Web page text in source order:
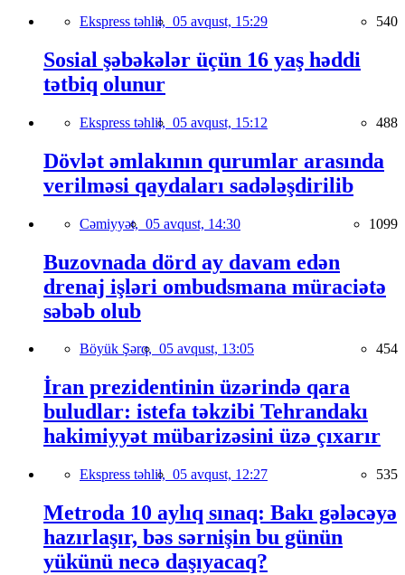
Ekspress təhlil, 05 avqust, 15:29 540
Sosial şəbəkələr üçün 16 yaş həddi
tətbiq olunur
Ekspress təhlil, 05 avqust, 15:12 488
Dövlət əmlakının qurumlar arasında
verilməsi qaydaları sadələşdirilib
Cəmiyyət, 05 avqust, 14:30 1099
Buzovnada dörd ay davam edən
drenaj işləri ombudsmana müraciətə
səbəb olub
Böyük Şərq, 05 avqust, 13:05 454
İran prezidentinin üzərində qara
buludlar: istefa təkzibi Tehrandakı
hakimiyyət mübarizəsini üzə çıxarır
Ekspress təhlil, 05 avqust, 12:27 535
Metroda 10 aylıq sınaq: Bakı gələcəyə
hazırlaşır, bəs sərnişin bu günün
yükünü necə daşıyacaq?